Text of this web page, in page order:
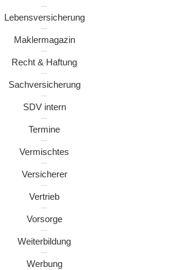
Lebensversicherung
Maklermagazin
Recht & Haftung
Sachversicherung
SDV intern
Termine
Vermischtes
Versicherer
Vertrieb
Vorsorge
Weiterbildung
Werbung